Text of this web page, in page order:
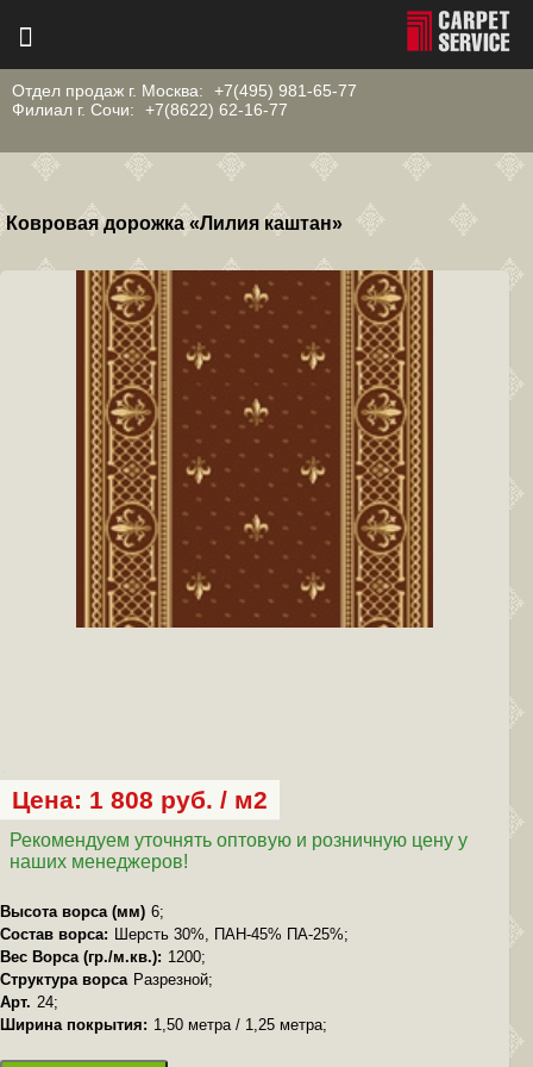
Отдел продаж г. Москва:
+7(495) 981-65-77
Филиал г. Сочи:
+7(8622) 62-16-77
Ковровая дорожка «Лилия каштан»
Цена: 1 808 руб. / м2
Рекомендуем уточнять оптовую и розничную цену у
наших менеджеров!
Высота ворса (мм) 6;
Состав ворса: Шерсть 30%, ПАН-45% ПА-25%;
Вес Ворса (гр./м.кв.): 1200;
Структура ворса Разрезной;
Арт. 24;
Ширина покрытия: 1,50 метра / 1,25 метра;